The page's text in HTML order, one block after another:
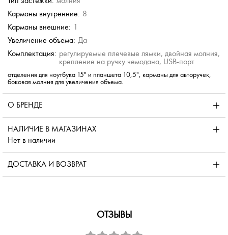
Карманы внутренние: 8
Карманы внешние: 1
Увеличение объема: Да
Комплектация: регулируемые плечевые лямки, двойная молния,
крепление на ручку чемодана, USB-порт
отделения для ноутбука 15" и планшета 10,5", карманы для авторучек,
боковая молния для увеличения объема.
О БРЕНДЕ
НАЛИЧИЕ В МАГАЗИНАХ
Нет в наличии
ДОСТАВКА И ВОЗВРАТ
ОТЗЫВЫ